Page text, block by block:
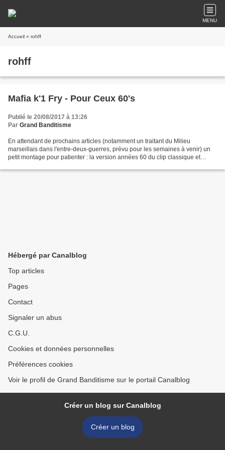
MENU
Accueil » rohff
rohff
Mafia k'1 Fry - Pour Ceux 60's
Publié le 20/08/2017 à 13:26
Par Grand Banditisme
En attendant de prochains articles (notamment un traitant du Milieu
marseillais dans l'entre-deux-guerres, prévu pour les semaines à venir) un
petit montage pour patienter : la version années 60 du clip classique et
Hébergé par Canalblog
Top articles
Pages
Contact
Signaler un abus
C.G.U.
Cookies et données personnelles
Préférences cookies
Voir le profil de Grand Banditisme sur le portail Canalblog
Créer un blog sur Canalblog
Créer un blog